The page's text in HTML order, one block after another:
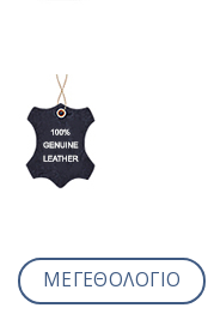
ΜΕΓΕΘΟΛΟΓΙΟ